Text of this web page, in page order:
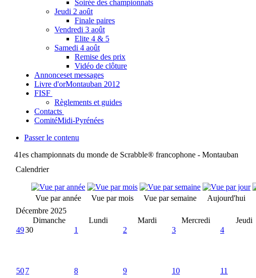
Soirée des championnats
Jeudi 2 août
Finale paires
Vendredi 3 août
Elite 4 & 5
Samedi 4 août
Remise des prix
Vidéo de clôture
Annonceset messages
Livre d'orMontauban 2012
FISF
Règlements et guides
Contacts
ComitéMidi-Pyrénées
Passer le contenu
41es championnats du monde de Scrabble® francophone - Montauban
Calendrier
Vue par année Vue par mois Vue par semaine Aujourd'hui
Décembre 2025
Dimanche
Lundi Mardi Mercredi Jeudi
4930 1 2 3 4
507 8 9 10 11